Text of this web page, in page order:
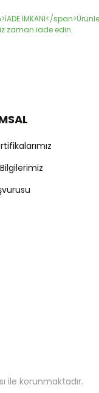
ile korunmaktadır.